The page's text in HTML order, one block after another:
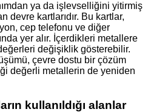
ya da işlevselliğini yitirmiş
devre kartlarıdır. Bu kartlar,
cep telefonu ve diğer
yer alır. İçerdikleri metallere
değişiklik gösterebilir.
çevre dostu bir çözüm
değerli metallerin de yeniden
kullanıldığı alanlar